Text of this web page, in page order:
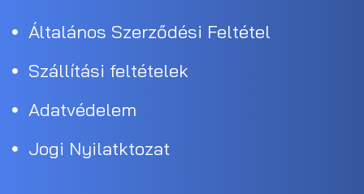
Általános Szerződési Feltétel
Szállítási feltételek
Adatvédelem
Jogi Nyilatktozat